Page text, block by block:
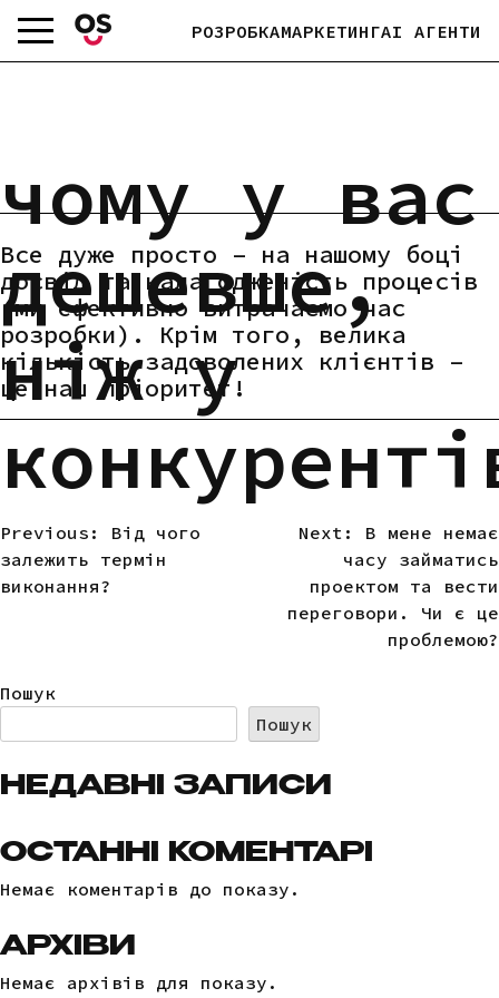
Skip
to
content
РОЗРОБКАМАРКЕТИНГAI АГЕНТИ
чому у вас
дешевше,
ніж у
Все дуже просто – на нашому боці
досвід та налагодженість процесів
(ми ефективно витрачаємо час
розробки). Крім того, велика
кількість задоволених клієнтів –
це наш пріоритет!
НАВІГАЦІЯ
ЗАПИСІВ
Previous:
Від чого
залежить термін
виконання?
Next:
В мене немає
часу займатись
проектом та вести
переговори. Чи є це
проблемою?
Пошук
Пошук
НЕДАВНІ ЗАПИСИ
ОСТАННІ КОМЕНТАРІ
Немає коментарів до показу.
АРХІВИ
Немає архівів для показу.